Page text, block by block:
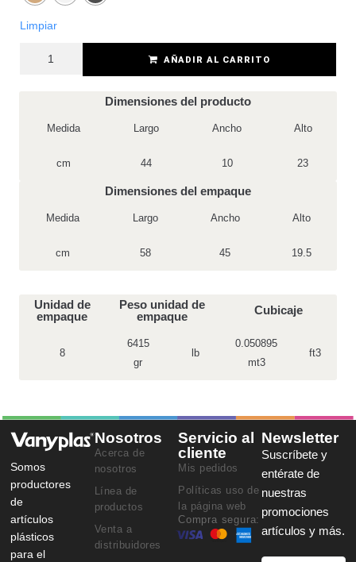
Limpiar
AÑADIR AL CARRITO
Dimensiones del producto
Medida Largo Ancho Alto
cm 44 10 23
Dimensiones del empaque
Medida Largo Ancho Alto
cm 58 45 19.5
Unidad de
empaque
Peso unidad de
empaque
Cubicaje
8
6415
gr
lb
0.050895
mt3
ft3
Somos
productores
de
artículos
plásticos
para el
Nosotros
Acerca de
nosotros
Línea de
productos
Venta a
distribuidores
Servicio al
cliente
Mis pedidos
Políticas uso de
la página web
Compra segura:
Newsletter
Suscríbete y
entérate de
nuestras
promociones
artículos y más.